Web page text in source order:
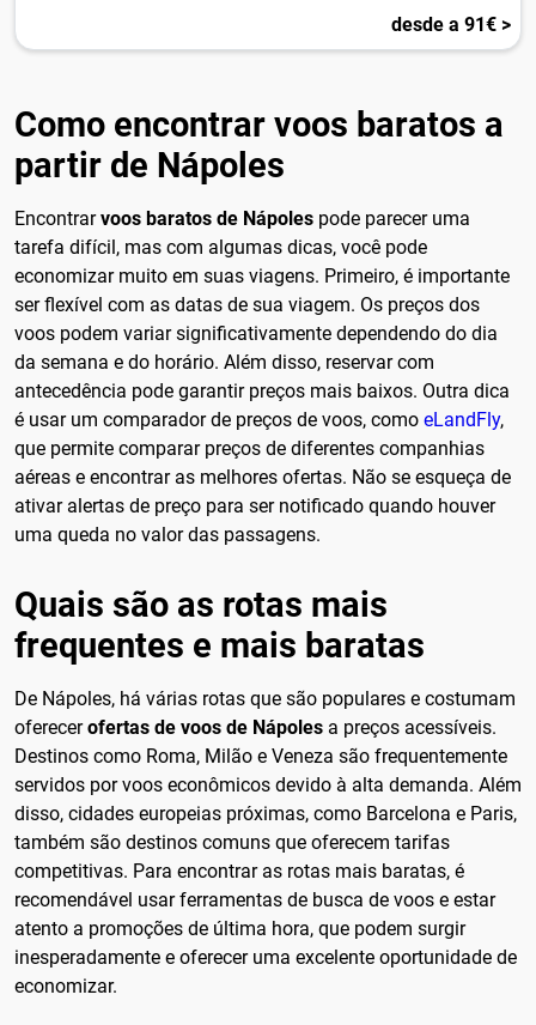
desde a 91€ >
Como encontrar voos baratos a
partir de Nápoles
Encontrarvoos baratos de Nápoles pode parecer uma
tarefa difícil, mas com algumas dicas, você pode
economizar muito em suas viagens. Primeiro, é importante
ser flexível com as datas de sua viagem. Os preços dos
voos podem variar significativamente dependendo do dia
da semana e do horário. Além disso, reservar com
antecedência pode garantir preços mais baixos. Outra dica
é usar um comparador de preços de voos, como eLandFly,
que permite comparar preços de diferentes companhias
aéreas e encontrar as melhores ofertas. Não se esqueça de
ativar alertas de preço para ser notificado quando houver
uma queda no valor das passagens.
Quais são as rotas mais
frequentes e mais baratas
De Nápoles, há várias rotas que são populares e costumam
oferecerofertas de voos de Nápoles a preços acessíveis.
Destinos como Roma, Milão e Veneza são frequentemente
servidos por voos econômicos devido à alta demanda. Além
disso, cidades europeias próximas, como Barcelona e Paris,
também são destinos comuns que oferecem tarifas
competitivas. Para encontrar as rotas mais baratas, é
recomendável usar ferramentas de busca de voos e estar
atento a promoções de última hora, que podem surgir
inesperadamente e oferecer uma excelente oportunidade de
economizar.